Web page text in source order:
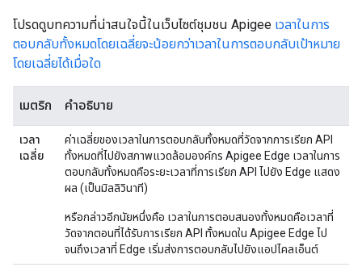
โปรดดูบทความที่น่าสนใจนี้ในเว็บไซต์ชุมชน Apigee เวลาในการ
ตอบกลับทั้งหมดโดยเฉลี่ยจะน้อยกว่าเวลาในการตอบกลับเป้าหมาย
โดยเฉลี่ยได้เมื่อใด
เมตริก คำอธิบาย
เวลา
เฉลี่ย
ค่าเฉลี่ยของเวลาในการตอบกลับทั้งหมดที่วัดจากการเรียก API
ทั้งหมดที่ไปยังสภาพแวดล้อมองค์กร Apigee Edge เวลาในการ
ตอบกลับทั้งหมดคือระยะเวลาที่การเรียก API ไปยัง Edge แสดง
ผล (เป็นมิลลิวินาที)
หรือกล่าวอีกนัยหนึ่งคือ เวลาในการตอบสนองทั้งหมดคือเวลาที่
วัดจากตอนที่ได้รับการเรียก API ทั้งหมดใน Apigee Edge ไป
จนถึงเวลาที่ Edge เริ่มส่งการตอบกลับไปยังแอปไคลเอ็นต์